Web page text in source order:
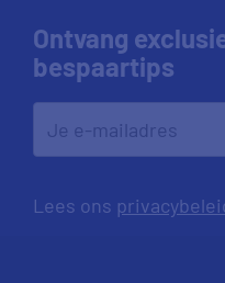
Ontvang
bespaartips
Lees ons